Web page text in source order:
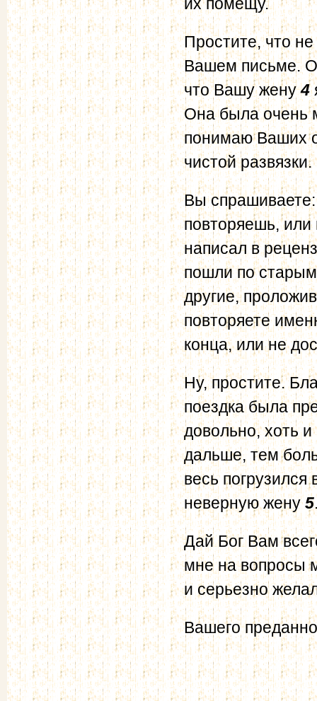
Простите, что
Вашем письме.
что Вашу жену4
Она была очень
понимаю Ваших
чистой развязки.
Вы
повторяешь, или
написал в
пошли по старым
другие,
повторяете
конца, или не
Ну, простите.
поездка была
довольно, хоть
дальше, тем
весь
неверную жену5
Дай Бог Вам
мне на вопросы
и серьезно
Вашего